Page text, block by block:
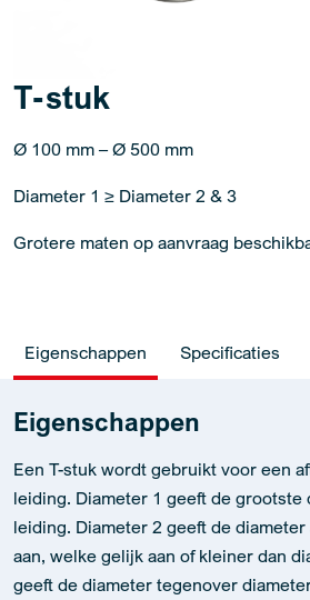
T-stuk
Ø 100 mm – Ø 500 mm
Diameter 1 ≥ Diameter 2 & 3
Grotere maten op aanvraag
Eigenschappen Specificaties
Eigenschappen
Een T-stuk wordt gebruikt voor een
leiding. Diameter 1 geeft de grootste
leiding. Diameter 2 geeft de diameter
aan, welke gelijk aan of kleiner dan
geeft de diameter tegenover